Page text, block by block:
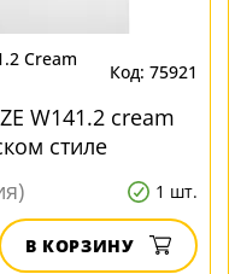
Cream
75921
W141.2 cream
стиле
1 шт.
В КОРЗИНУ